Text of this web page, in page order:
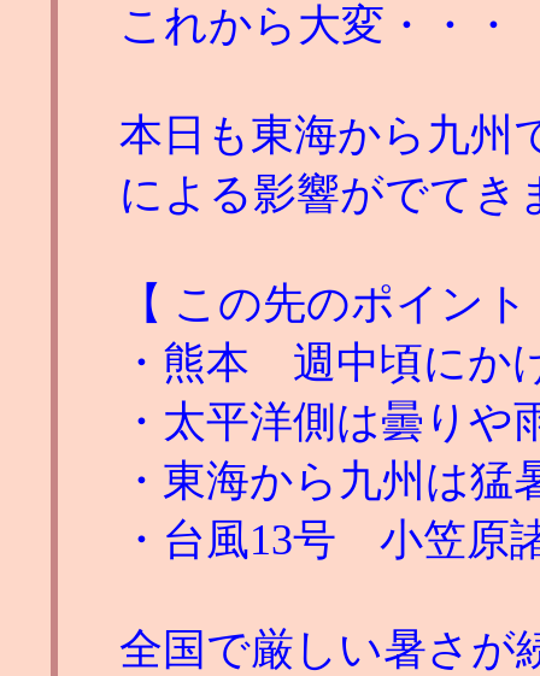
これから大変・・・
本日も東海から九
による影響がでてき
【 この先のポイント
・熊本 週中頃にか
・太平洋側は曇り
・東海から九州は
・台風13号 小笠原
全国で厳しい暑さが